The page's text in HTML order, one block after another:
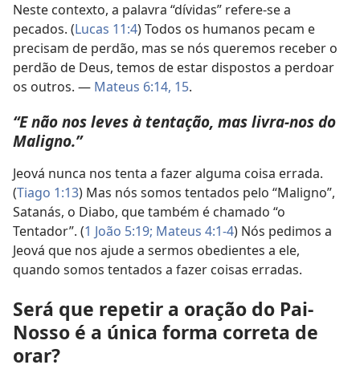
Neste contexto, a palavra “dívidas” refere-se a
pecados. (Lucas 11:4) Todos os humanos pecam e
precisam de perdão, mas se nós queremos receber o
perdão de Deus, temos de estar dispostos a perdoar
os outros. — Mateus 6:14, 15.
“E não nos leves à tentação, mas livra-nos do
Maligno.”
Jeová nunca nos tenta a fazer alguma coisa errada.
(Tiago 1:13) Mas nós somos tentados pelo “Maligno”,
Satanás, o Diabo, que também é chamado “o
Tentador”. (1 João 5:19; Mateus 4:1-4) Nós pedimos a
Jeová que nos ajude a sermos obedientes a ele,
quando somos tentados a fazer coisas erradas.
Será que repetir a oração do Pai-
Nosso é a única forma correta de
orar?